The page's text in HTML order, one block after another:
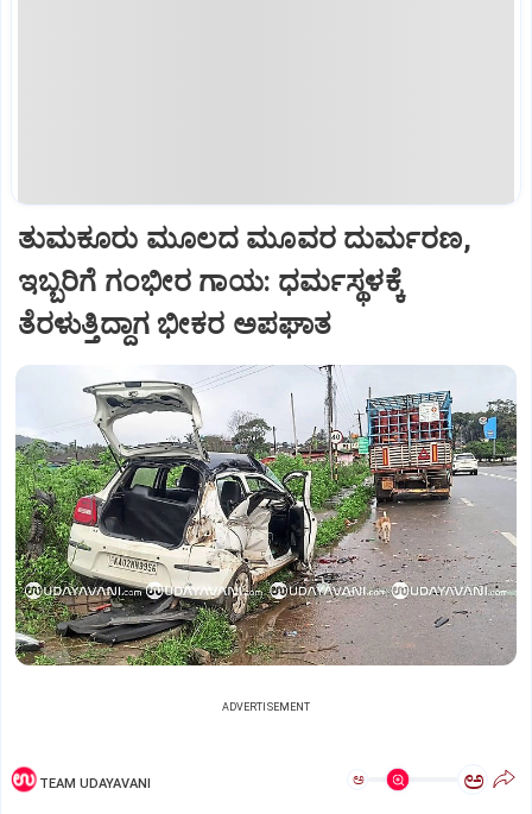
ತುಮಕೂರು ಮೂಲದ ಮೂವರ ದುರ್ಮರಣ,
ಇಬ್ಬರಿಗೆ ಗಂಭೀರ ಗಾಯ: ಧರ್ಮಸ್ಥಳಕ್ಕೆ
ತೆರಳುತ್ತಿದ್ದಾಗ ಭೀಕರ ಅಪಘಾತ
ADVERTISEMENT
TEAM UDAYAVANI ಅ ಅ